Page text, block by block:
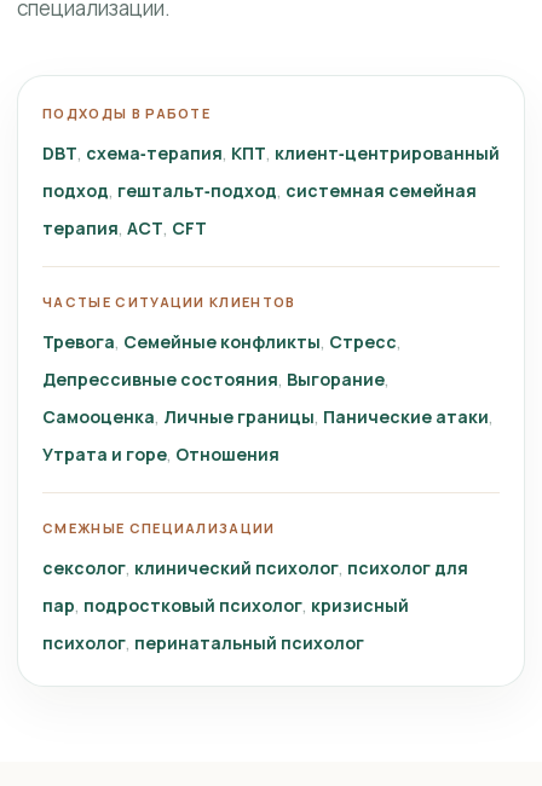
специализации.
ПОДХОДЫ В РАБОТЕ
DBT схема‑терапия КПТ клиент‑центрированный
подход гештальт‑подход системная семейная
терапия ACT CFT
ЧАСТЫЕ СИТУАЦИИ КЛИЕНТОВ
Тревога Семейные конфликты Стресс
Депрессивные состояния Выгорание
Самооценка Личные границы Панические атаки
Утрата и горе Отношения
СМЕЖНЫЕ СПЕЦИАЛИЗАЦИИ
сексолог клинический психолог психолог для
пар подростковый психолог кризисный
психолог перинатальный психолог